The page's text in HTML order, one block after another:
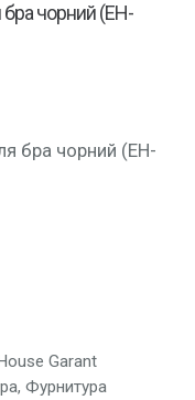
чорний (EH-
бра чорний (EH-
Garant
, Фурнитура